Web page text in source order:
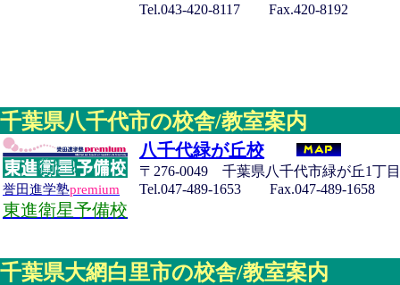
Tel.043-420-8117 Fax.420-8192
千葉県八千代市の校舎/教室案内
誉田進学塾premium
東進衛星予備校
八千代緑が丘校
〒276-0049 千葉県八千代市緑が丘1丁
Tel.047-489-1653 Fax.047-489-1658
千葉県大網白里市の校舎/教室案内